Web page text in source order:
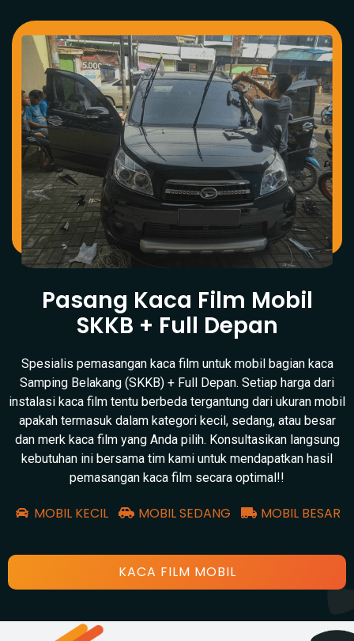
Pasang Kaca Film Mobil
SKKB + Full Depan
Spesialis pemasangan kaca film untuk mobil bagian kaca
Samping Belakang (SKKB) + Full Depan. Setiap harga dari
instalasi kaca film tentu berbeda tergantung dari ukuran mobil
apakah termasuk dalam kategori kecil, sedang, atau besar
dan merk kaca film yang Anda pilih. Konsultasikan langsung
kebutuhan ini bersama tim kami untuk mendapatkan hasil
pemasangan kaca film secara optimal!!
MOBIL KECIL MOBIL SEDANG MOBIL BESAR
KACA FILM MOBIL